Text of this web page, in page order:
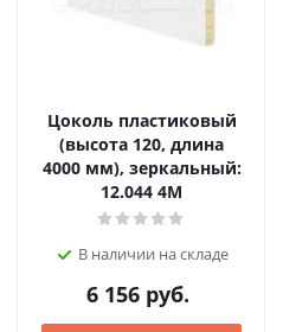
Цоколь пластиковый
(высота 120, длина
4000 мм), зеркальный:
12.044 4M
В наличии на складе
6 156руб.